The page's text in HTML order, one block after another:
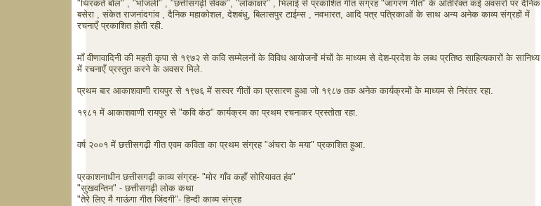
"थिरकते बोल" , "भोजली" , "छत्तीसगढ़ी सेवक", "लोकाक्षर" , भिलाई से प्रकाशित गीत संग्रह "जागरण गीत" के अतिरिक्त कई अवसरों पर दैनिक
बसेरा , संकेत राजनांदगांव , दैनिक महाकोशल, देशबंधु, बिलासपुर टाईम्स , नवभारत, आदि पत्र पत्रिकाओं के साथ अन्य अनेक काव्य संग्रहों में
रचनाएँ प्रकाशित होती रही.
माँ वीणावादिनी की महती कृपा से १९७२ से कवि सम्मेलनों के विविध आयोजनों मंचों के माध्यम से देश-प्रदेश के लब्ध प्रतिष्ठ साहित्यकारों के सानिध्य
में रचनाएँ प्रस्तुत करने के अवसर मिले.
प्रथम बार आकाशवाणी रायपुर से १९७६ में सस्वर गीतों का प्रसारण हुआ जो १९८७ तक अनेक कार्यक्रमों के माध्यम से निरंतर रहा.
१९८१ में आकाशवाणी रायपुर से "कवि कंठ" कार्यक्रम का प्रथम रचनाकर प्रस्तोता रहा.
वर्ष २००१ में छत्तीसगढ़ी गीत एवम कविता का प्रथम संग्रह "अंचरा के मया" प्रकाशित हुआ.
प्रकाशनाधीन छत्तीसगढ़ी काव्य संग्रह- "मोर गाँव कहाँ सोरियावत हंव"
"सुखवन्तिन" - छत्तीसगढ़ी लोक कथा
"तेरे लिए मै गाऊंगा गीत जिंदगी"- हिन्दी काव्य संग्रह